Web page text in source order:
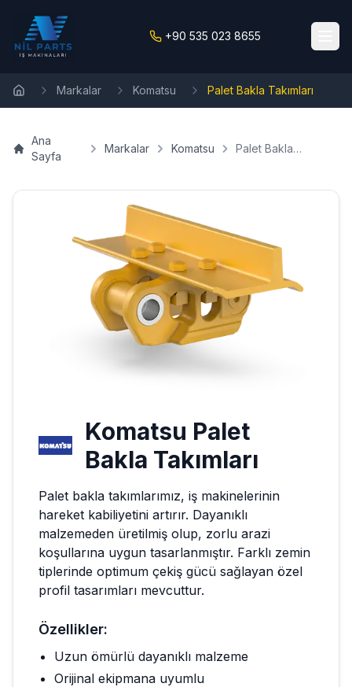
+90 535 023 8655
Markalar Komatsu Palet Bakla Takımları
Ana
Sayfa
Markalar Komatsu
Palet Bakla
Komatsu Palet
Bakla Takımları
Palet bakla takımlarımız, iş makinelerinin
hareket kabiliyetini artırır. Dayanıklı
malzemeden üretilmiş olup, zorlu arazi
koşullarına uygun tasarlanmıştır. Farklı zemin
tiplerinde optimum çekiş gücü sağlayan özel
profil tasarımları mevcuttur.
Özellikler:
Uzun ömürlü dayanıklı malzeme
Orijinal ekipmana uyumlu